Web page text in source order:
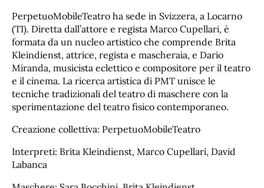
PerpetuoMobileTeatro ha sede in Svizzera, a Locarno
(TI). Diretta dall’attore e regista Marco Cupellari, è
formata da un nucleo artistico che comprende Brita
Kleindienst, attrice, regista e mascheraia, e Dario
Miranda, musicista eclettico e compositore per il teatro
e il cinema. La ricerca artistica di PMT unisce le
tecniche tradizionali del teatro di maschere con la
sperimentazione del teatro fisico contemporaneo.
Creazione collettiva: PerpetuoMobileTeatro
Interpreti: Brita Kleindienst, Marco Cupellari, David
Labanca